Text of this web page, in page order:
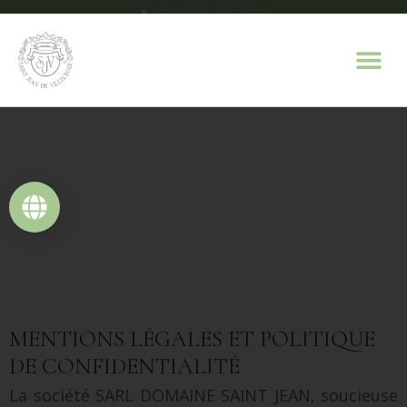
+33(0)4 94 70 63 07
MENTIONS LÉGALES ET POLITIQUE
DE CONFIDENTIALITÉ
La société SARL DOMAINE SAINT JEAN, soucieuse